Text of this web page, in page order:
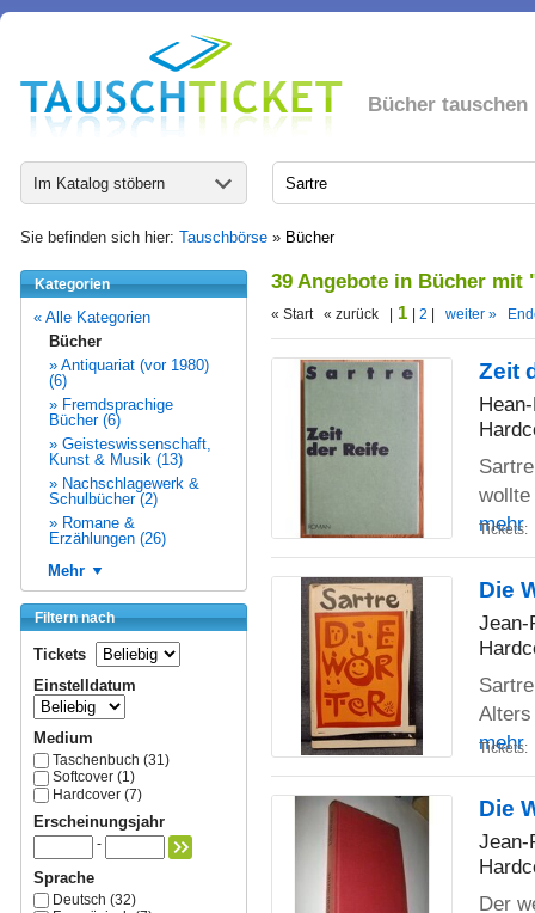
Bücher tauschen
Im Katalog stöbern
Sie befinden sich hier: Tauschbörse » Bücher
Kategorien
« Alle Kategorien
Bücher
» Antiquariat (vor 1980)
(6)
» Fremdsprachige
Bücher (6)
» Geisteswissenschaft,
Kunst & Musik (13)
» Nachschlagewerk &
Schulbücher (2)
» Romane &
Erzählungen (26)
Mehr
Filtern nach
Tickets
Einstelldatum
Medium
Taschenbuch (31)
Softcover (1)
Hardcover (7)
Erscheinungsjahr
-
Sprache
Deutsch (32)
39 Angebote in Bücher mit
« Start « zurück | 1 2 weiter »
Zeit
mehr
Tickets:
Die
Jean-
mehr
Tickets:
Die
Jean-
Der